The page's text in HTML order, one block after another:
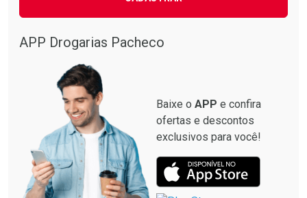
Comprar sem Desconto
Comprar sem Desconto
Por R$ 19,00/cada
APP Drogarias Pacheco
Baixe o APP e confira
ofertas e descontos
exclusivos para você!